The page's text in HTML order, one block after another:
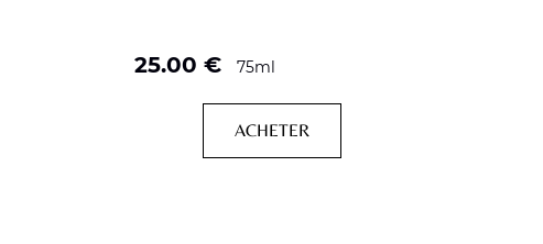
25.00 € 75ml
ACHETER